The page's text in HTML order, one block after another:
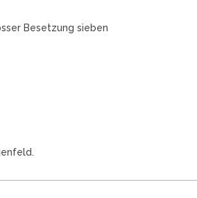
Besetzung sieben